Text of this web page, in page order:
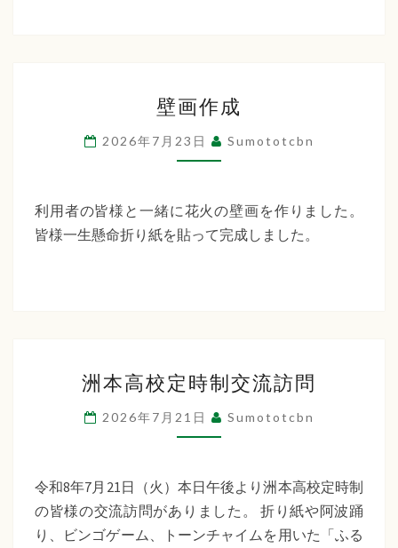
ー
ン
画
作
成
壁画作成
2026年7月23日 Sumototcbn
利用者の皆様と一緒に花火の壁画を作りました。
皆様一生懸命折り紙を貼って完成しました。
本
高
校
時
制
交
洲本高校定時制交流訪問
2026年7月21日 Sumototcbn
令和8年7月21日（火）本日午後より洲本高校定時制
の皆様の交流訪問がありました。 折り紙や阿波踊
り、ビンゴゲーム、トーンチャイムを用いた「ふる